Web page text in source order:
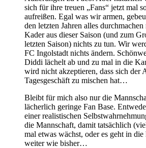
sich für ihre treuen „Fans“ jetzt mal
aufreißen. Egal was wir armen,
den letzten Jahren alles
Kader aus dieser Saison (und zum
letzten Saison) nichts zu tun. Wir
FC Ingolstadt nichts ändern.
Diddi lächelt ab und zu mal in die
wird nicht akzeptieren, dass sich der
Tagesgeschäft zu mischen hat…
Bleibt für mich also nur die
lächerlich geringe Fan Base.
einer realistischen
die Mannschaft, damit tatsächlich
mal etwas wächst, oder es geht in die
weiter wie bisher…